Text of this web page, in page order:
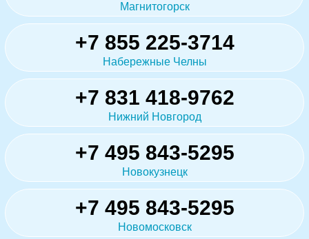
Магнитогорск
+7 855 225-3714
Набережные Челны
+7 831 418-9762
Нижний Новгород
+7 495 843-5295
Новокузнецк
+7 495 843-5295
Новомосковск